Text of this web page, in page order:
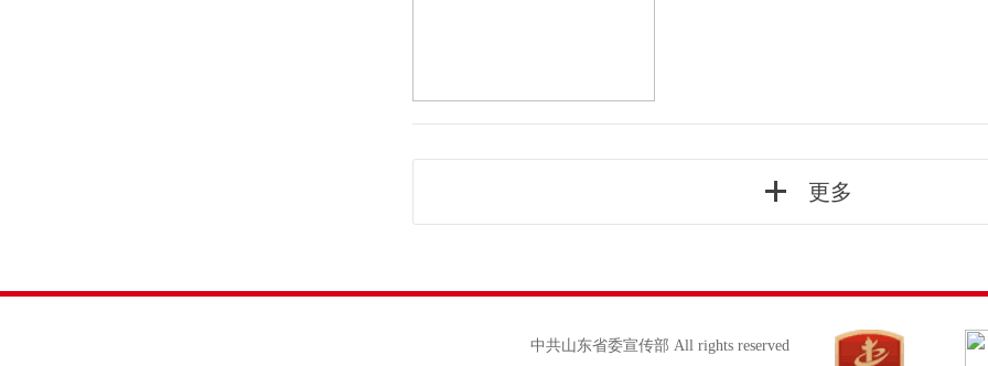
更多
中共山东省委宣传部 All rights reserved